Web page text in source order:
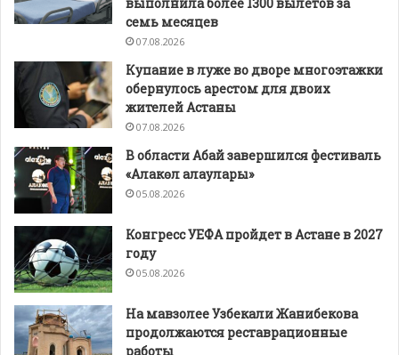
выполнила более 1300 вылетов за
семь месяцев
07.08.2026
Купание в луже во дворе многоэтажки
обернулось арестом для двоих
жителей Астаны
07.08.2026
В области Абай завершился фестиваль
«Алакөл алаулары»
05.08.2026
Конгресс УЕФА пройдет в Астане в 2027
году
05.08.2026
На мавзолее Узбекали Жанибекова
продолжаются реставрационные
работы